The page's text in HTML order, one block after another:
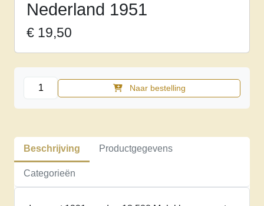
Nederland 1951
€ 19,50
Tijdelijk
verblijf.
De
van
Molukkers
in
Naar bestelling
Beschrijving Productgegevens
Categorieën